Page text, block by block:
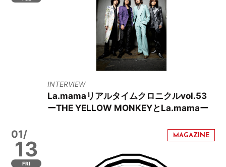
INTERVIEW
La.mamaリアルタイムクロニクルvol.53
ーTHE YELLOW MONKEYとLa.mamaー
01/
13
FRI